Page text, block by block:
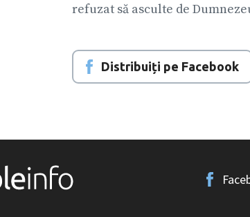
refuzat să asculte de
Distribuiți pe Facebook